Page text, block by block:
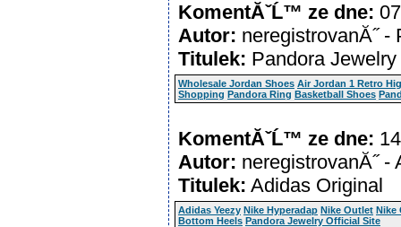
KomentĂˇĹ™ ze dne:
Autor: neregistrovanĂ˝
Titulek: Pandora Jewelry
Wholesale Jordan Shoes Air Jordan 1 Retro
Shopping Pandora Ring Basketball Shoes
KomentĂˇĹ™ ze dne:
Autor: neregistrovanĂ˝
Titulek: Adidas Original
Adidas Yeezy Nike Hyperadap Nike Outlet Nike
Bottom Heels Pandora Jewelry Official Site